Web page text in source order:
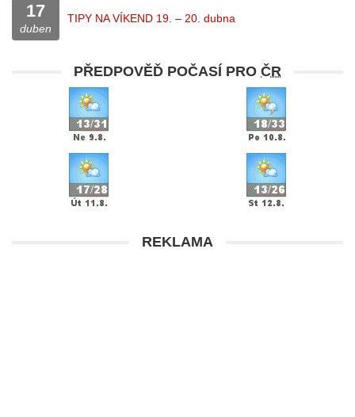
17
duben
TIPY NA VÍKEND 19. – 20. dubna
PŘEDPOVĚĎ POČASÍ PRO ČR
REKLAMA